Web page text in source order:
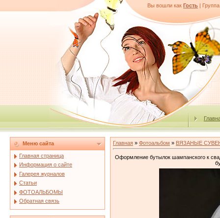
Вы вошли как Гость | Группа
Меню сайта
Главная страница
Информация о сайте
Галерея журналов
Статьи
ФОТОАЛЬБОМЫ
Обратная связь
Главная » Фотоальбом » ВЯЗАНЫЕ
Оформление бутылок шампанского к